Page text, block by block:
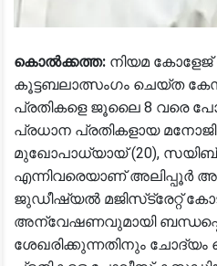
കൊൽക്കത്ത: നിയമ കോളേജ്
കൂട്ടബലാത്സംഗം ചെയ്ത
പ്രതികളെ ജൂലൈ 8 വരെ
പ്രധാന പ്രതികളായ
മുഖോപാധ്യായ് (20), സയിബ്
എന്നിവരെയാണ് അലിപ്പൂർ
ജുഡീഷ്യൽ മജിസ്‌ട്രേറ്റ്
അന്വേഷണവുമായി
ശേഖരിക്കുന്നതിനും